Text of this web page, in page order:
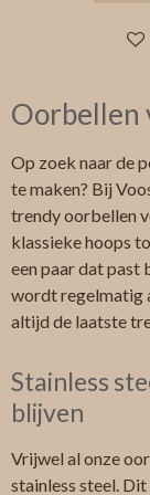
In
Oorbellen
Op zoek naar de
te maken? Bij
trendy oorbellen
klassieke hoops
een paar dat
wordt regelmatig
altijd de laatste
Stainless
blijven
Vrijwel al onze
stainless steel.